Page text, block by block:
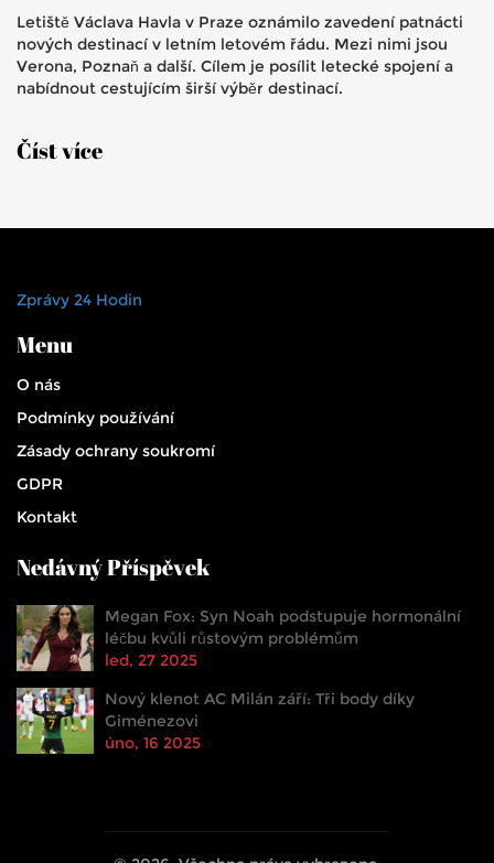
Letiště Václava Havla v Praze oznámilo zavedení patnácti
nových destinací v letním letovém řádu. Mezi nimi jsou
Verona, Poznaň a další. Cílem je posílit letecké spojení a
nabídnout cestujícím širší výběr destinací.
Číst více
Zprávy 24 Hodin
Menu
O nás
Podmínky používání
Zásady ochrany soukromí
GDPR
Kontakt
Nedávný Příspěvek
Megan Fox: Syn Noah podstupuje hormonální
léčbu kvůli růstovým problémům
led, 27 2025
Nový klenot AC Milán září: Tři body díky
Giménezovi
úno, 16 2025